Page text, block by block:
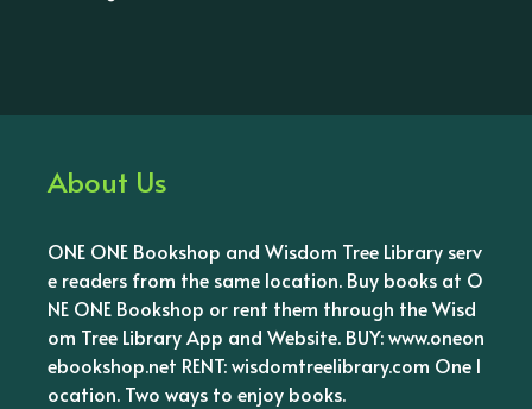
About Us
ONE ONE Bookshop and Wisdom Tree Library serv
e readers from the same location. Buy books at O
NE ONE Bookshop or rent them through the Wisd
om Tree Library App and Website. BUY: www.oneon
ebookshop.net RENT: wisdomtreelibrary.com One l
ocation. Two ways to enjoy books.